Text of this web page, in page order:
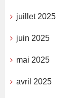
juillet 2025
juin 2025
mai 2025
avril 2025